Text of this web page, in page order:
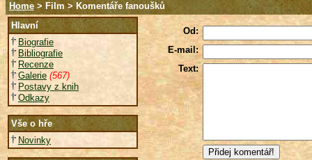
Home > Film > Komentáře fanoušků
Hlavní
Biografie
Bibliografie
Recenze
Galerie (567)
Postavy z knih
Odkazy
Vše o hře
Novinky
Od:
E-mail:
Text: